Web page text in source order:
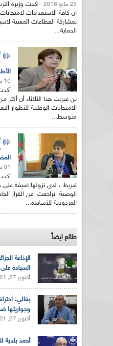
25 مايو 2016
اكدت وزيرة
ان كافة الاستعدادات
بمشاركة القطاعات المعنية
الحماية...
10 مايو 2016
بن غبريت هذا الثلاثاء أن
الامتحانات الوطنية للأطوار
متوسط...
01 يونيو 2015
غبريط ، لدى نزولها ضيفة على
الوصية تراجعت عن القرار
المردودية للأساتذة...
طالع ايضاً
السيادة على
أكتوبر 27, 2021 |
بغالي:
وجواريتها
أكتوبر 27, 2021 |
أحمد بلدية